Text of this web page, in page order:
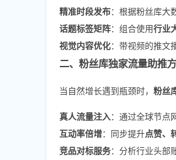
精准时段发布：根据粉丝库大
话题标签矩阵：组合使用行业
视觉内容优化：带视频的推文
二、粉丝库独家流量助推
当自然增长遇到瓶颈时， 粉丝
真人流量注入：通过全球节点
互动率倍增：同步提升点赞、
竞品对标服务：分析行业头部